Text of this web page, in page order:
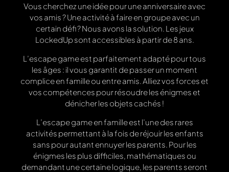
Vous cherchez une idée pour une anniversaire avec
vos amis ? Une activité à faire en groupe avec un
certain défi ? Nous avons la solution. Les jeux
LockedUp sont accessibles à partir de 8 ans.
L’escape game est parfaitement adapté pour tous
les âges : il vous garantit de passer un moment
complice en famille ou entre amis. Alliez vos forces et
vos compétences pour résoudre les énigmes et
dénicher les objets cachés !
L’escape game en famille est l’une des rares
activités permettant à la fois de réjouir les enfants
sans pour autant ennuyer les parents. Pour les
énigmes les plus difficiles, mathématiques ou
demandant une certaine logique, les parents seront